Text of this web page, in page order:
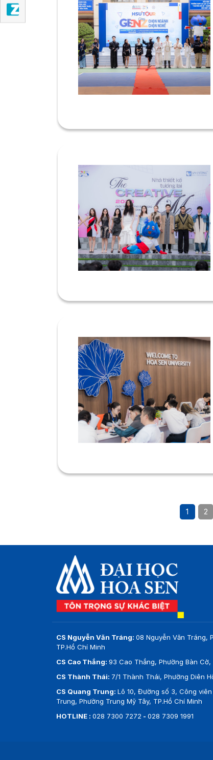
1 2
CS Nguyễn Văn Tráng: 08 Nguyễn Văn Tráng,
TP.Hồ Chí Minh
CS Cao Thắng: 93 Cao Thắng, Phường Bàn Cờ,
CS Thành Thái: 7/1 Thành Thái, Phường Diên
CS Quang Trung: Lô 10, Đường số 3, Công
Trung, Phường Trung Mỹ Tây, TP.Hồ Chí Minh
HOTLINE : 028 7300 7272 - 028 7309 1991